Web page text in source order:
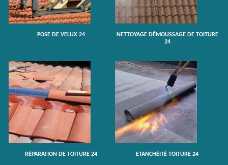
POSE DE VELUX 24
NETTOYAGE DÉMOUSSAGE DE TOITURE
24
RÉPARATION DE TOITURE 24 ETANCHÉITÉ TOITURE 24